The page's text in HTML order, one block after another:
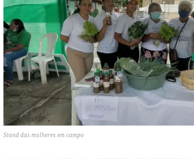
Stand das mulheres em campo